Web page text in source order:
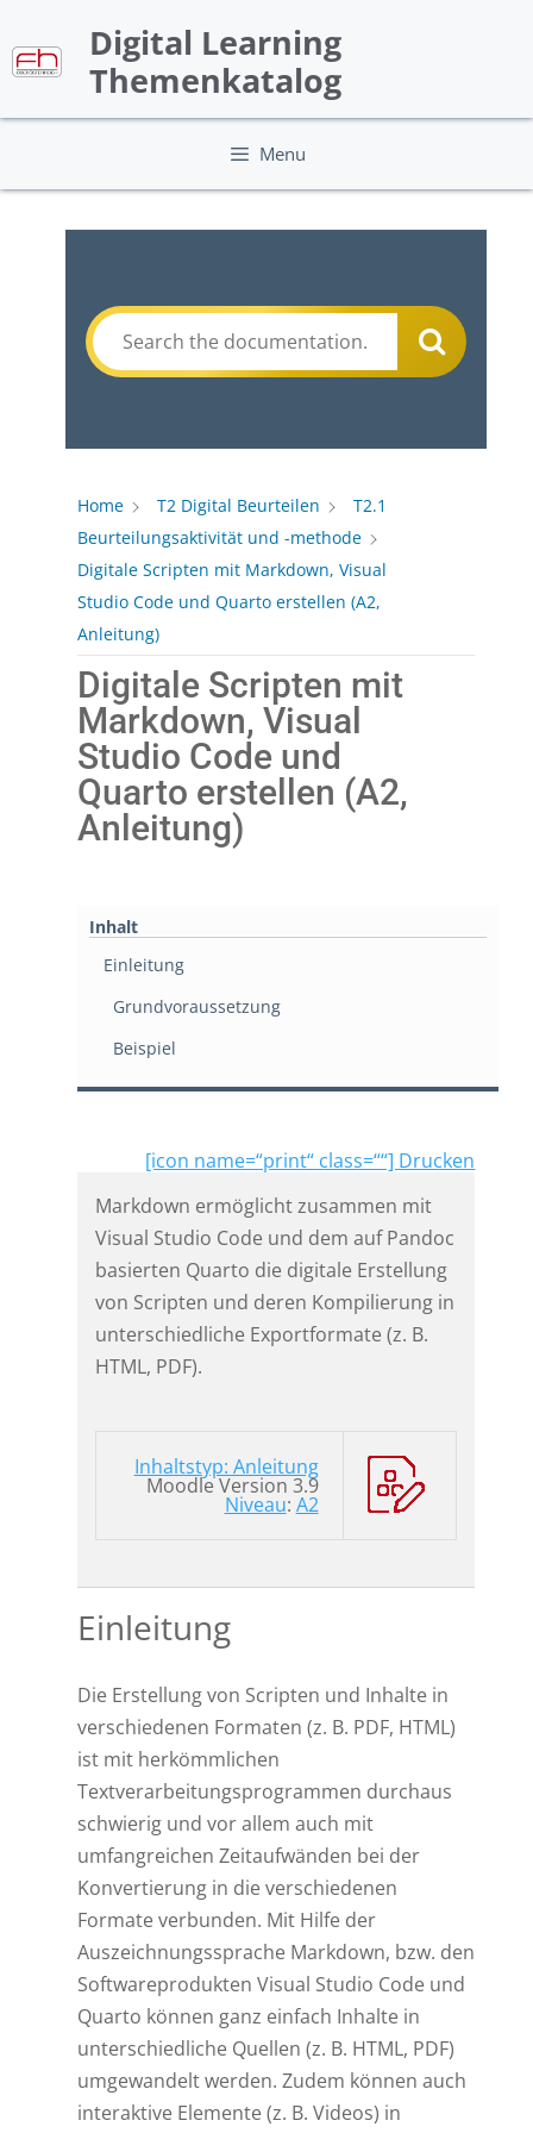
content
Digital Learning
Themenkatalog
Menu
Home T2 Digital Beurteilen
T2.1
Beurteilungsaktivität und -methode
Digitale Scripten mit Markdown, Visual
Studio Code und Quarto erstellen (A2,
Anleitung)
Digitale Scripten mit
Markdown, Visual
Studio Code und
Quarto erstellen (A2,
Anleitung)
Inhalt
Einleitung
Grundvoraussetzung
Beispiel
[icon name=“print“ class=““] Drucken
Markdown ermöglicht zusammen mit
Visual Studio Code und dem auf Pandoc
basierten Quarto die digitale Erstellung
von Scripten und deren Kompilierung in
unterschiedliche Exportformate (z. B.
HTML, PDF).
Inhaltstyp: Anleitung
Moodle Version 3.9
Niveau: A2
Einleitung
Die Erstellung von Scripten und Inhalte in
verschiedenen Formaten (z. B. PDF, HTML)
ist mit herkömmlichen
Textverarbeitungsprogrammen durchaus
schwierig und vor allem auch mit
umfangreichen Zeitaufwänden bei der
Konvertierung in die verschiedenen
Formate verbunden. Mit Hilfe der
Auszeichnungssprache Markdown, bzw. den
Softwareprodukten Visual Studio Code und
Quarto können ganz einfach Inhalte in
unterschiedliche Quellen (z. B. HTML, PDF)
umgewandelt werden. Zudem können auch
interaktive Elemente (z. B. Videos) in